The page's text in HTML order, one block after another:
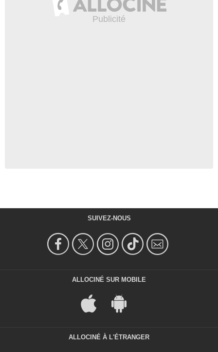
SUIVEZ-NOUS
ALLOCINÉ SUR MOBILE
ALLOCINÉ À L'ÉTRANGER